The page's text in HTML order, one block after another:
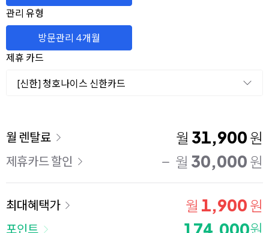
관리 유형
방문관리 4개월
제휴 카드
[신한] 청호나이스 신한카드
이용 요금
월 렌탈료 월 31,900 원
제휴카드 할인 월 30,000 원
최대혜택가 월 1,900 원
포인트 174,000원